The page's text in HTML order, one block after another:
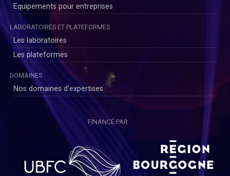
Equipements pour entreprises
LABORATOIRES ET PLATEFORMES
Les laboratoires
Les plateformes
DOMAINES
Nos domaines d'expertises
FINANCÉ PAR